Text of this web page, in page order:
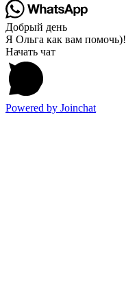
Добрый день
Я Ольга как вам помочь)!
Начать чат
Powered by Joinchat